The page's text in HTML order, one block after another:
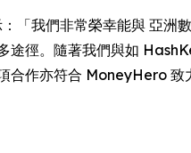
我們非常榮幸能與 亞洲
途徑。隨著我們與如
合作亦符合 MoneyHero